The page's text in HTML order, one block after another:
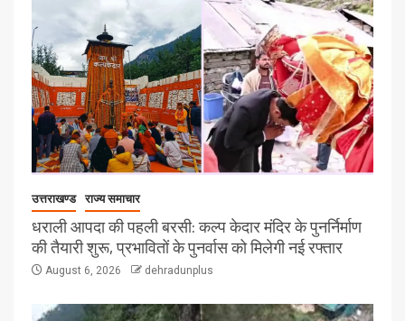
उत्तराखण्ड राज्य समाचार
धराली आपदा की पहली बरसी: कल्प केदार मंदिर के पुनर्निर्माण
की तैयारी शुरू, प्रभावितों के पुनर्वास को मिलेगी नई रफ्तार
August 6, 2026 dehradunplus